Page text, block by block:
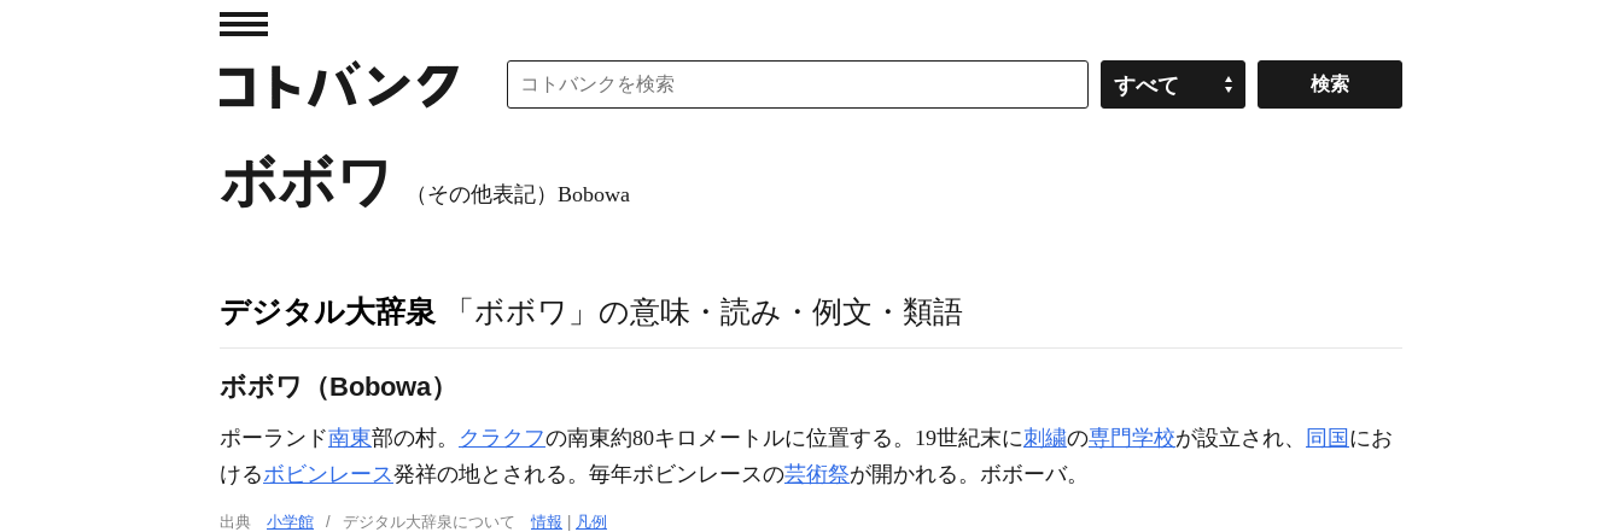
すべて
ボボワ （その他表記）Bobowa
デジタル大辞泉 「ボボワ」の意味・読み・例文・類語
ボボワ（Bobowa）
ポーランド南東部の村。 クラクフの南東約80キロメートルに位置する。19世紀末に刺繍の専門学校が設立され、 同国 にお
けるボビンレース発祥の地とされる。毎年ボビンレースの芸術祭が開かれる。ボボーバ。
出典 小学館 デジタル大辞泉について情報 凡例